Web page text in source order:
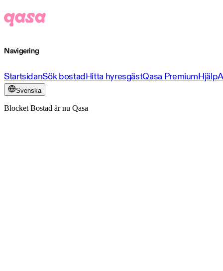
Navigering
StartsidanSök bostadHitta hyresgästQasa PremiumHjälp
Svenska
Blocket Bostad är nu Qasa